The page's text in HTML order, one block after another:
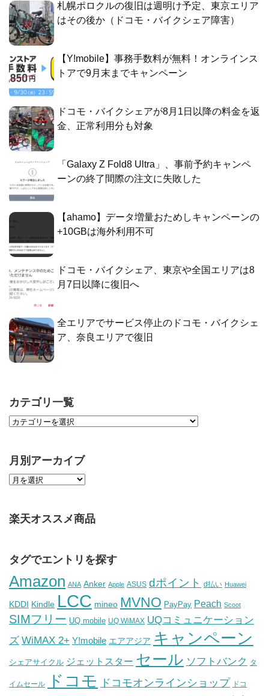
札幌ポロクルの復旧は週明け予定、東京エリア
はその後か（ドコモ・バイクシェア障害）
【Y!mobile】事務手数料が無料！オンラインス
トアで9月末までキャンペーン
ドコモ・バイクシェアが8月1日以降の料金を返
金、正常利用分も対象
「Galaxy Z Fold8 Ultra」、事前予約キャンペ
ーンの終了間際の注文に失敗した
【ahamo】データ増量おためしキャンペーンの
+10GBは海外利用不可
ドコモ・バイクシェア、東京や全国エリアは8
月7日以降に復旧へ
全エリアでサービス停止のドコモ・バイクシェ
ア、奈良エリアで復旧
カテゴリ一覧
月別アーカイブ
楽天オススメ商品
タグでエントリを探す
Amazon ANA Anker Apple ASUS dポイント d払い Huawei
KDDI Kindle LCC mineo MVNO PayPay Peach Scoot
SIMフリー UQ mobile UQ WiMAX UQコミュニケーション
ズ WiMAX 2+ Y!mobile エアアジア キャンペーン
シェアサイクル ジェットスター セール ソフトバンク タ
イムセール ドコモ ドコモオンラインショップ ドコ